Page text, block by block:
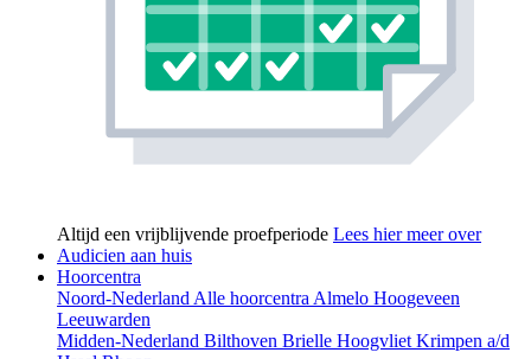
Altijd een vrijblijvende proefperiode Lees hier meer over
Audicien aan huis
Hoorcentra
Noord-Nederland Alle hoorcentra Almelo Hoogeveen
Leeuwarden
Midden-Nederland Bilthoven Brielle Hoogvliet Krimpen a/d